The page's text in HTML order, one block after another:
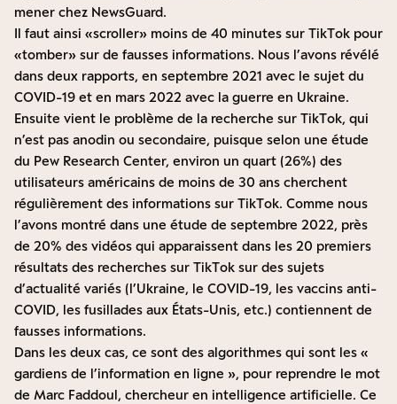
mener chez NewsGuard.
Il faut ainsi «scroller» moins de 40 minutes sur TikTok pour
«tomber» sur de fausses informations. Nous l’avons révélé
dans deux rapports, en septembre 2021 avec le sujet du
COVID-19 et en mars 2022 avec la guerre en Ukraine.
Ensuite vient le problème de la recherche sur TikTok, qui
n’est pas anodin ou secondaire, puisque selon une étude
du Pew Research Center, environ un quart (26%) des
utilisateurs américains de moins de 30 ans cherchent
régulièrement des informations sur TikTok. Comme nous
l’avons montré dans une étude de septembre 2022, près
de 20% des vidéos qui apparaissent dans les 20 premiers
résultats des recherches sur TikTok sur des sujets
d’actualité variés (l’Ukraine, le COVID-19, les vaccins anti-
COVID, les fusillades aux États-Unis, etc.) contiennent de
fausses informations.
Dans les deux cas, ce sont des algorithmes qui sont les «
gardiens de l’information en ligne », pour reprendre le mot
de Marc Faddoul, chercheur en intelligence artificielle. Ce